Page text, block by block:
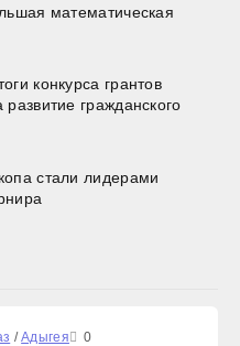
математическая
конкурса грантов
гражданского
стали лидерами
/Адыгея 0